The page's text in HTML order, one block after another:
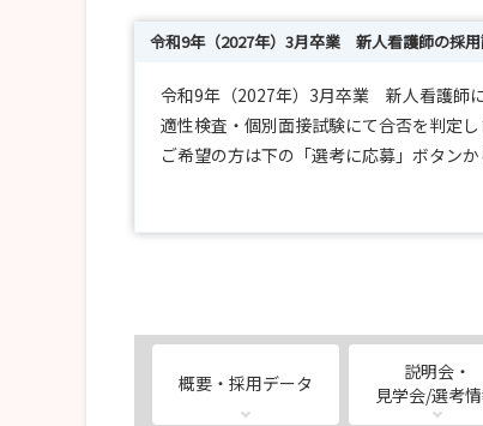
令和9年（2027年）3月卒業 新人看護師の採
令和9年（2027年）3月卒業 新人看護師
適性検査・個別面接試験にて合否を判定し
ご希望の方は下の「選考に応募」ボタンか
概要・採用データ
説明会・
見学会/選考